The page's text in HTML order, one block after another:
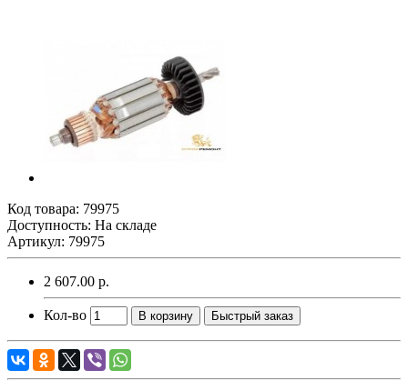
Код товара: 79975
Доступность: На складе
Артикул: 79975
2 607.00 р.
Кол-во В корзину Быстрый заказ